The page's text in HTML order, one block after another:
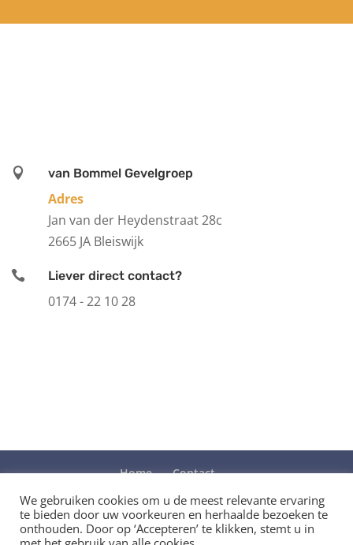
 van Bommel Gevelgroep
Adres
Jan van der Heydenstraat 28c
2665 JA Bleiswijk
 Liever direct contact?
0174 - 22 10 28
Home
Contact
Over van Bommel Gevelgroep
Referenties projecten
Algemene Voorwaarden Consumenten
We gebruiken cookies om u de meest relevante ervaring
te bieden door uw voorkeuren en herhaalde bezoeken te
onthouden. Door op ‘Accepteren’ te klikken, stemt u in